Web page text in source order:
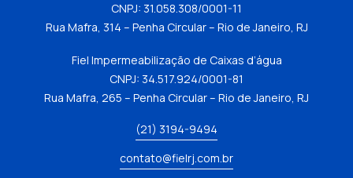
CNPJ: 31.058.308/0001-11
Rua Mafra, 314 – Penha Circular – Rio de Janeiro, RJ
Fiel Impermeabilização de Caixas d’água
CNPJ: 34.517.924/0001-81
Rua Mafra, 265 – Penha Circular – Rio de Janeiro, RJ
(21) 3194-9494
contato@fielrj.com.br